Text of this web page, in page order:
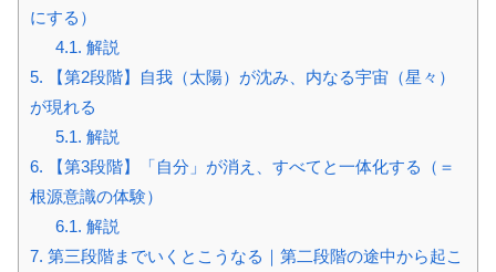
にする）
4.1. 解説
5. 【第2段階】自我（太陽）が沈み、内なる宇宙（星々）
が現れる
5.1. 解説
6. 【第3段階】「自分」が消え、すべてと一体化する（＝
根源意識の体験）
6.1. 解説
7. 第三段階までいくとこうなる｜第二段階の途中から起こ